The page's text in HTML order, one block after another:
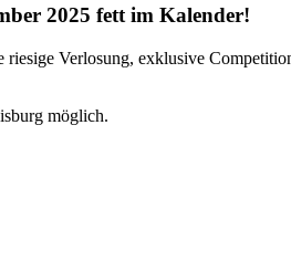
2025 fett im Kalender!
Verlosung, exklusive
möglich.